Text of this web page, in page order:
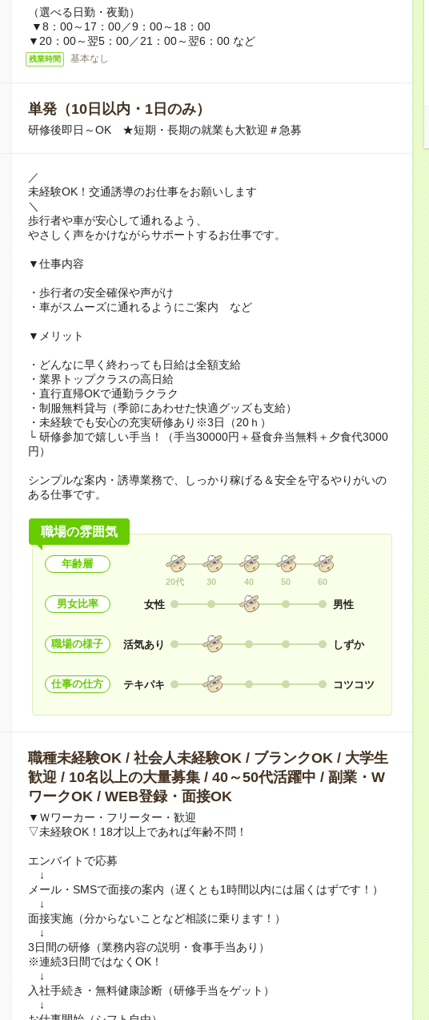
（選べる日勤・夜勤）
▼8：00～17：00／9：00～18：00
▼20：00～翌5：00／21：00～翌6：00 など
残業時間 基本なし
単発（10日以内・1日のみ）
研修後即日～OK ★短期・長期の就業も大歓迎＃急募
／
未経験OK！交通誘導のお仕事をお願いします
＼
歩行者や車が安心して通れるよう、
やさしく声をかけながらサポートするお仕事です。
▼仕事内容
・歩行者の安全確保や声がけ
・車がスムーズに通れるようにご案内 など
▼メリット
・どんなに早く終わっても日給は全額支給
・業界トップクラスの高日給
・直行直帰OKで通勤ラクラク
・制服無料貸与（季節にあわせた快適グッズも支給）
・未経験でも安心の充実研修あり※3日（20ｈ）
└ 研修参加で嬉しい手当！（手当30000円＋昼食弁当無料＋夕食代3000
円）
シンプルな案内・誘導業務で、しっかり稼げる＆安全を守るやりがいの
ある仕事です。
職場の雰囲気
年齢層
20代 30 40 50 60
男女比率 女性 男性
職場の様子 活気あり しずか
仕事の仕方 テキパキ コツコツ
職種未経験OK / 社会人未経験OK / ブランクOK / 大学生
歓迎 / 10名以上の大量募集 / 40～50代活躍中 / 副業・W
ワークOK / WEB登録・面接OK
▼Ｗワーカー・フリーター・歓迎
▽未経験OK！18才以上であれば年齢不問！
エンバイトで応募
↓
メール・SMSで面接の案内（遅くとも1時間以内には届くはずです！）
↓
面接実施（分からないことなど相談に乗ります！）
↓
3日間の研修（業務内容の説明・食事手当あり）
※連続3日間ではなくOK！
↓
入社手続き・無料健康診断（研修手当をゲット）
↓